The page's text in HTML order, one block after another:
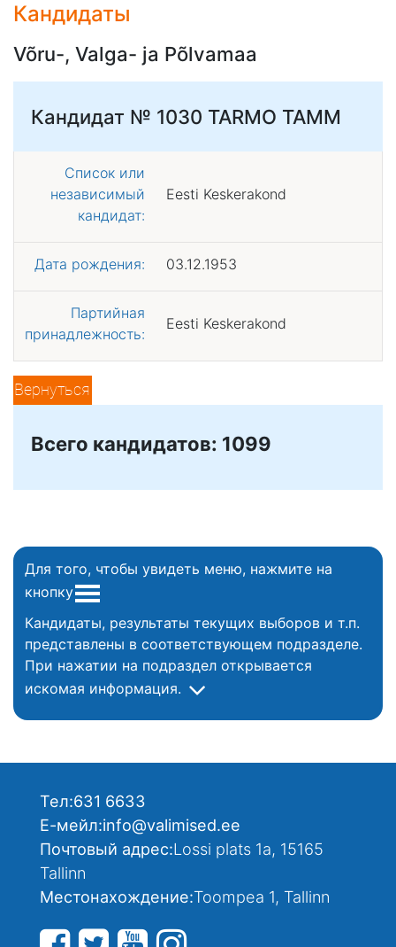
Кандидаты
Võru-, Valga- ja Põlvamaa
Кандидат № 1030 TARMO TAMM
Список или
независимый
кандидат:
Eesti Keskerakond
Дата рождения: 03.12.1953
Партийная
принадлежность:
Eesti Keskerakond
Вернуться
Всего кандидатов: 1099
Для того, чтобы увидеть меню, нажмите на
кнопку
Кандидаты, результаты текущих выборов и т.п.
представлены в соответствующем подразделе.
При нажатии на подраздел открывается
искомая информация.
Тел:631 6633
Е-мейл:info@valimised.ee
Почтовый адрес:Lossi plats 1a, 15165
Tallinn
Местонахождение:Toompea 1, Tallinn